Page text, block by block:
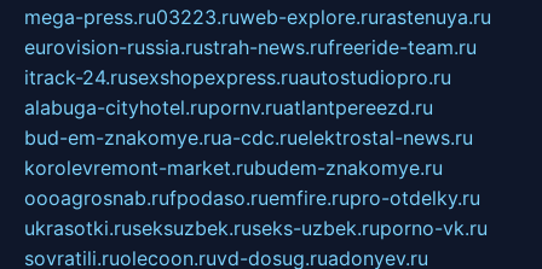
mega-press.ru03223.ruweb-explore.rurastenuya.ru
eurovision-russia.rustrah-news.rufreeride-team.ru
itrack-24.rusexshopexpress.ruautostudiopro.ru
alabuga-cityhotel.rupornv.ruatlantpereezd.ru
bud-em-znakomye.rua-cdc.ruelektrostal-news.ru
korolevremont-market.rubudem-znakomye.ru
oooagrosnab.rufpodaso.ruemfire.rupro-otdelky.ru
ukrasotki.ruseksuzbek.ruseks-uzbek.ruporno-vk.ru
sovratili.ruolecoon.ruvd-dosug.ruadonyev.ru